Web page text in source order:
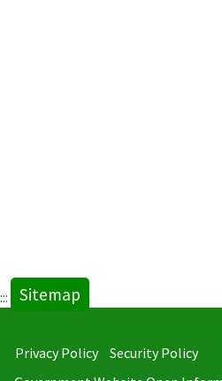
::: Sitemap
Privacy Policy
Security Policy